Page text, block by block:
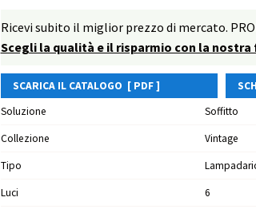
Ricevi subito il miglior prezzo di mercato.
Scegli la qualità e il risparmio con la nostra
SCARICA IL CATALOGO [ PDF ]
Soluzione
Soffitto
Collezione
Vintage
Tipo
Luci
6